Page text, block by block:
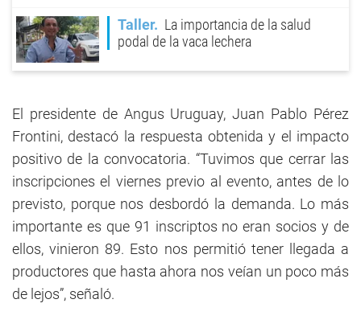
Taller
La importancia de la salud
podal de la vaca lechera
El presidente de Angus Uruguay, Juan Pablo Pérez
Frontini, destacó la respuesta obtenida y el impacto
positivo de la convocatoria. “Tuvimos que cerrar las
inscripciones el viernes previo al evento, antes de lo
previsto, porque nos desbordó la demanda. Lo más
importante es que 91 inscriptos no eran socios y de
ellos, vinieron 89. Esto nos permitió tener llegada a
productores que hasta ahora nos veían un poco más
de lejos”, señaló.